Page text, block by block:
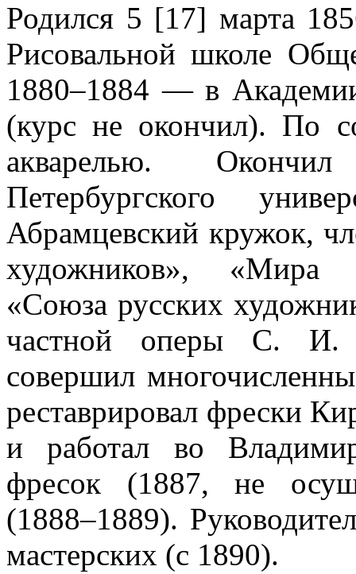
Родился 5 [17] марта
Рисовальной школе
1880–1884 — в
(курс не окончил). По
акварелью.
Петербургского
Абрамцевский кружок,
художников», «Мира
«Союза русских
частной оперы С. И.
совершил
реставрировал фрески
и работал во
фресок (1887, не
(1888–1889).
мастерских (с 1890).